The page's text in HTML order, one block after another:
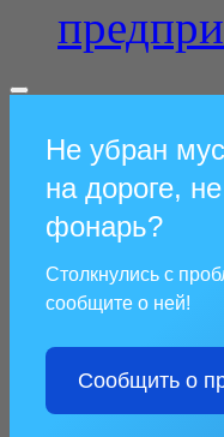
Не убран
на дороге,
фонарь?
Столкнулись с
сообщите о ней!
Сообщить о